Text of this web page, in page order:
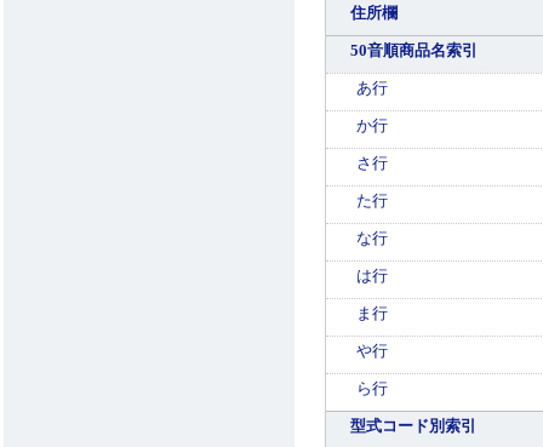
住所欄
50音順商品名索引
あ行
か行
さ行
た行
な行
は行
ま行
や行
ら行
型式コード別索引